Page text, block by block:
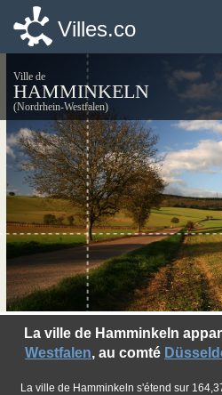
Villes.co
Ville de
HAMMINKELN
(Nordrhein-Westfalen)
La ville de Hamminkeln
Westfalen, au comté
La ville de Hamminkeln s'étend sur
Villes.co